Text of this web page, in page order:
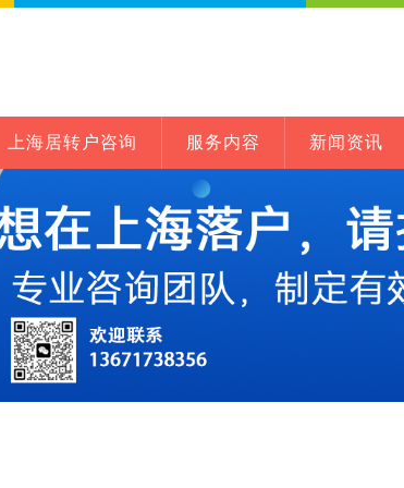
上海居转户咨询 服务内容 新闻资讯